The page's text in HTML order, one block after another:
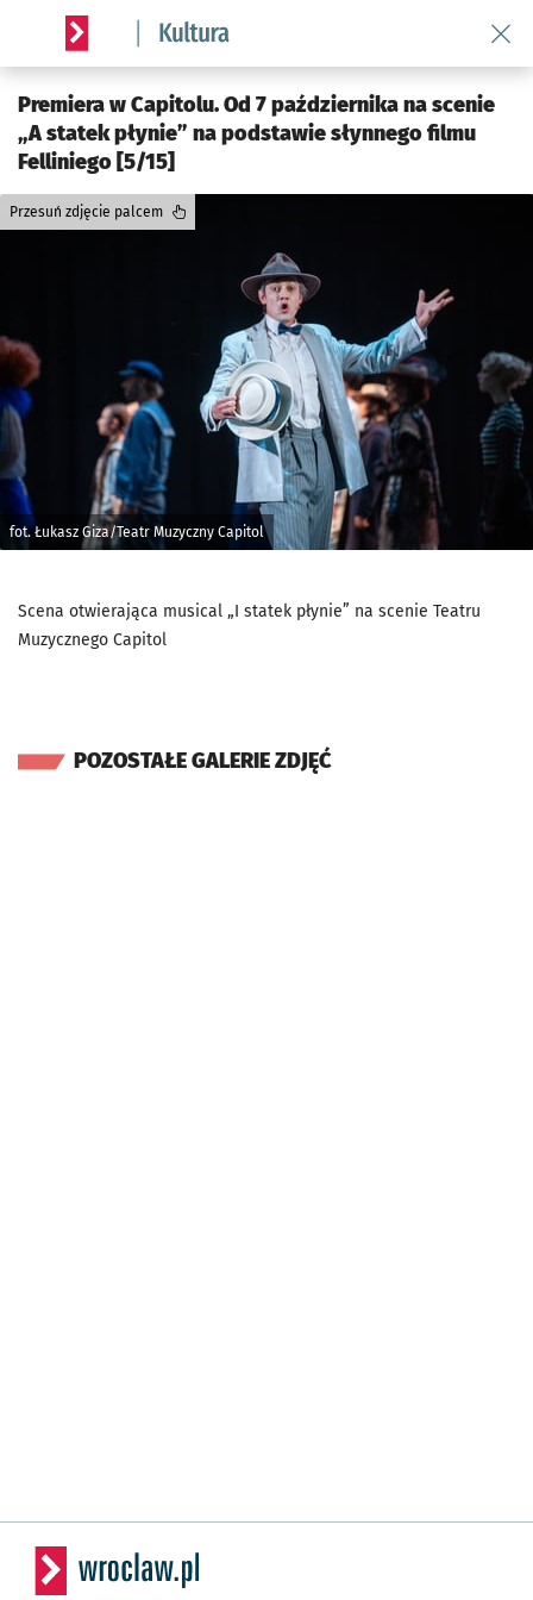
Serwis informacyjny wroclaw.pl podserwis: Kultura
Premiera w Capitolu. Od 7 października na scenie
„A statek płynie” na podstawie słynnego filmu
Felliniego [5/15]
fot. Łukasz Giza/Teatr Muzyczny Capitol
Przesuń zdjęcie palcem
Scena otwierająca musical „I statek płynie” na scenie Teatru
Muzycznego Capitol
POZOSTAŁE GALERIE ZDJĘĆ